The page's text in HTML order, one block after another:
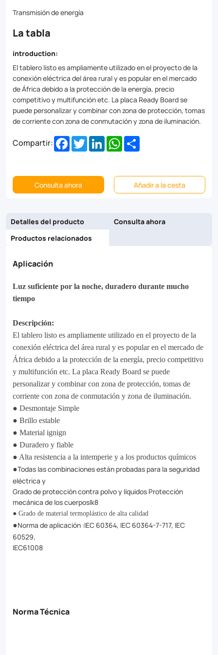
etc.
Ready
board
can
be
customized
and
combined
with
area,
outlets
with
and
lighting
area.
Transmisión de energía
La tabla
introduction:
El tablero listo es ampliamente utilizado en el proyecto de la
conexión eléctrica del área rural y es popular en el mercado
de África debido a la protección de la energía, precio
competitivo y multifunción etc. La placa Ready Board se
puede personalizar y combinar con zona de protección, tomas
de corriente con zona de conmutación y zona de iluminación.
Compartir: Facebook
TwitterLinkedInWhatsApp
Consulta ahora Añadir a la cesta
Detalles del producto
Consulta ahora
Productos relacionados
Aplicación
Luz suficiente por la noche, duradero durante mucho
tiempo
Descripción:
El tablero listo es ampliamente utilizado en el proyecto de la
conexión eléctrica del área rural y es popular en el mercado de
África debido a la protección de la energía, precio competitivo
y multifunción etc. La placa Ready Board se puede
personalizar y combinar con zona de protección, tomas de
corriente con zona de conmutación y zona de iluminación.
● Desmontaje Simple
● Brillo estable
● Material ignign
● Duradero y fiable
● Alta resistencia a la intemperie y a los productos químicos
●Todas las combinaciones están probadas para la seguridad
eléctrica y
Grado de protección contra polvo y líquidos Protección
mecánica de los cuerposlk8
● Grado de material termoplástico de alta calidad
●Norma de aplicación :IEC 60364, IEC 60364-7-717, IEC
60529,
IEC61008
Norma Técnica